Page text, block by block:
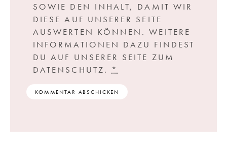
SOWIE DEN INHALT, DAMIT WIR
DIESE AUF UNSERER SEITE
AUSWERTEN KÖNNEN. WEITERE
INFORMATIONEN DAZU FINDEST
DU AUF UNSERER SEITE ZUM
DATENSCHUTZ. *